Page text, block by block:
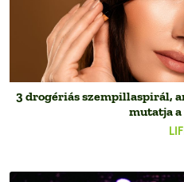
3 drogériás szempillaspirál,
mutatja